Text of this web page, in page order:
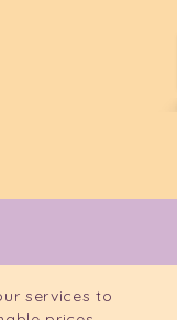
services to